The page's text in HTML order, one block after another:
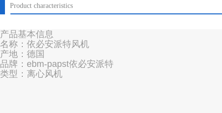
Product characteristics
产品基本信息
名称：依必安派特风机
产地：德国
品牌：ebm-papst依必安派特
类型：离心风机